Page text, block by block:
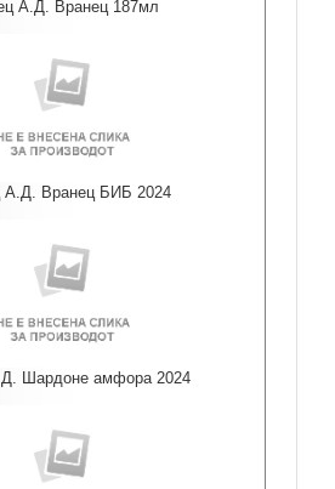
А.Д. Вранец 187мл
А.Д. Вранец БИБ 2024
Шардоне амфора 2024